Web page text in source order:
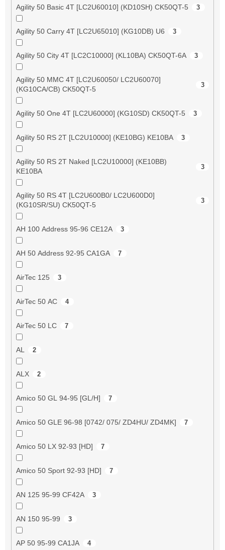
Agility 50 Basic 4T [LC2U60010] (KD10SH) CK50QT-5 3
Agility 50 Carry 4T [LC2U65010] (KG10DB) U6 3
Agility 50 City 4T [LC2C10000] (KL10BA) CK50QT-6A 3
Agility 50 MMC 4T [LC2U60050/ LC2U60070]
(KG10CA/CB) CK50QT-5
3
Agility 50 One 4T [LC2U60000] (KG10SD) CK50QT-5 3
Agility 50 RS 2T [LC2U10000] (KE10BG) KE10BA 3
Agility 50 RS 2T Naked [LC2U10000] (KE10BB)
KE10BA
3
Agility 50 RS 4T [LC2U600B0/ LC2U600D0]
(KG10SR/SU) CK50QT-5
3
AH 100 Address 95-96 CE12A 3
AH 50 Address 92-95 CA1GA 7
AirTec 125 3
AirTec 50 AC 4
AirTec 50 LC 7
AL 2
ALX 2
Amico 50 GL 94-95 [GL/H] 7
Amico 50 GLE 96-98 [0742/ 075/ ZD4HU/ ZD4MK] 7
Amico 50 LX 92-93 [HD] 7
Amico 50 Sport 92-93 [HD] 7
AN 125 95-99 CF42A 3
AN 150 95-99 3
AP 50 95-99 CA1JA 4